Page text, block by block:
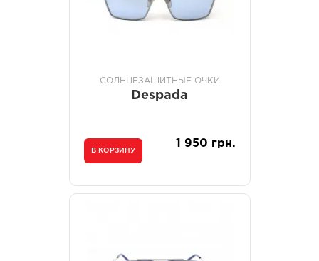
СОЛНЦЕЗАЩИТНЫЕ ОЧКИ
Despada
В КОРЗИНУ
1 950 грн.